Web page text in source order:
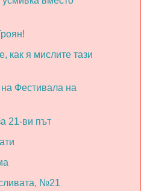
как я мислите тази
Фестивала на
21-ви път
№21